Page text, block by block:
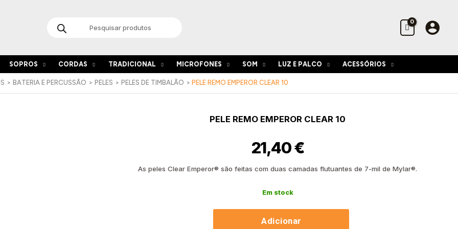
search
SOPROS CORDAS TRADICIONAL MICROFONES SOM LUZ E PALCO ACESSÓRIOS
BATERIA E PERCUSSÃO PELES PELES DE TIMBALÃO PELE REMO EMPEROR CLEAR 10
PELE REMO EMPEROR CLEAR 10
21,40€
As peles Clear Emperor® são feitas com duas camadas flutuantes de 7-mil de Mylar®.
Em stock
de
10
Adicionar